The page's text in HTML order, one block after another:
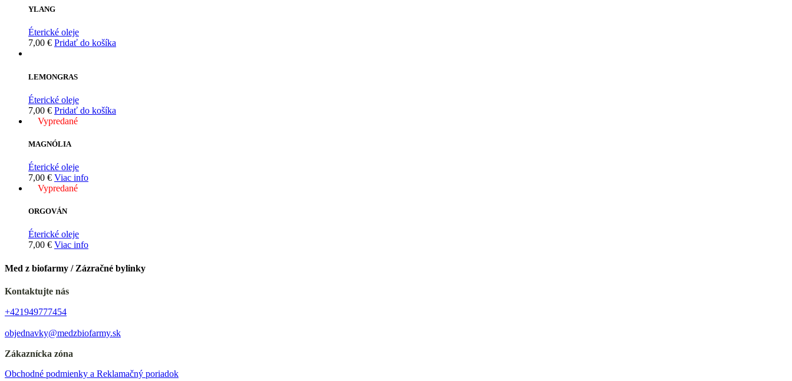
YLANG
Éterické oleje
7,00 € Pridať do košíka
LEMONGRAS
Éterické oleje
7,00 € Pridať do košíka
Vypredané
MAGNÓLIA
Éterické oleje
7,00 € Viac info
Vypredané
ORGOVÁN
Éterické oleje
7,00 € Viac info
Med z biofarmy / Zázračné bylinky
Kontaktujte nás
+421949777454
objednavky@medzbiofarmy.sk
Zákaznícka zóna
Obchodné podmienky a Reklamačný poriadok